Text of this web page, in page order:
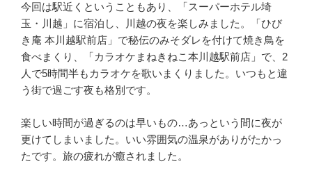
今回は駅近くということもあり、「スーパーホテル埼
玉・川越」に宿泊し、川越の夜を楽しみました。「ひび
き庵 本川越駅前店」で秘伝のみそダレを付けて焼き鳥を
食べまくり、「カラオケまねきねこ本川越駅前店」で、2
人で5時間半もカラオケを歌いまくりました。いつもと違
う街で過ごす夜も格別です。
楽しい時間が過ぎるのは早いもの…あっという間に夜が
更けてしまいました。いい雰囲気の温泉がありがたかっ
たです。旅の疲れが癒されました。